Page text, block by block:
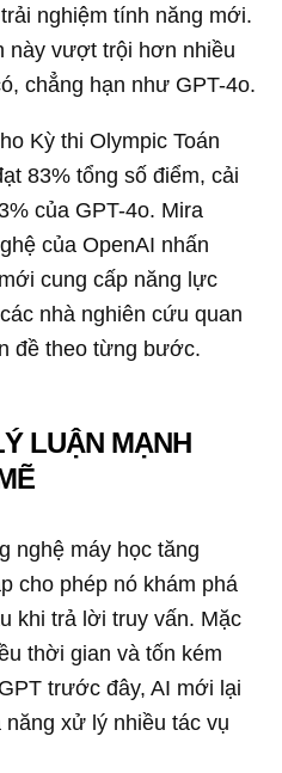
nghiệm tính năng mới.
này vượt trội hơn nhiều
chẳng hạn như GPT-4o.
Kỳ thi Olympic Toán
83% tổng số điểm, cải
của GPT-4o. Mira
của OpenAI nhấn
cung cấp năng lực
nhà nghiên cứu quan
đề theo từng bước.
LUẬN MẠNH
nghệ máy học tăng
cho phép nó khám phá
khi trả lời truy vấn. Mặc
thời gian và tốn kém
trước đây, AI mới lại
xử lý nhiều tác vụ